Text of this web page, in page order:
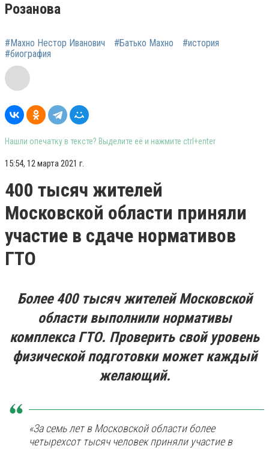
Розанова
#Махно Нестор Иванович #Батько Махно
#история
#биография
Нашли опечатку в тексте? Выделите её и нажмите ctrl+enter
15:54, 12 марта 2021 г.
400 тысяч жителей
Московской области приняли
участие в сдаче нормативов
ГТО
Более 400 тысяч жителей Московской
области выполнили нормативы
комплекса ГТО. Проверить свой уровень
физической подготовки может каждый
желающий.
«За семь лет в Московской области более
четырехсот тысяч человек приняли участие в